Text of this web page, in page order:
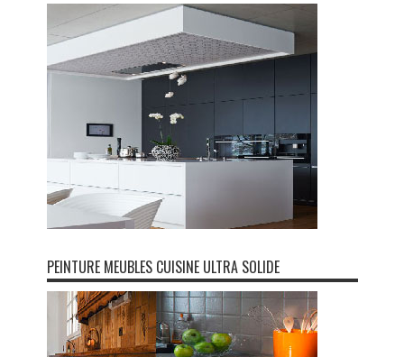
PEINTURE MEUBLES CUISINE ULTRA SOLIDE